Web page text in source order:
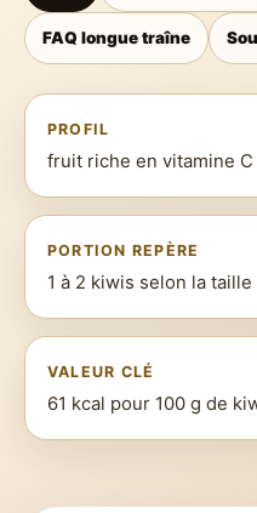
FAQ longue traîne
PROFIL
fruit riche en vitamine
PORTION REPÈRE
1 à 2 kiwis selon la taille
VALEUR CLÉ
61 kcal pour 100 g de